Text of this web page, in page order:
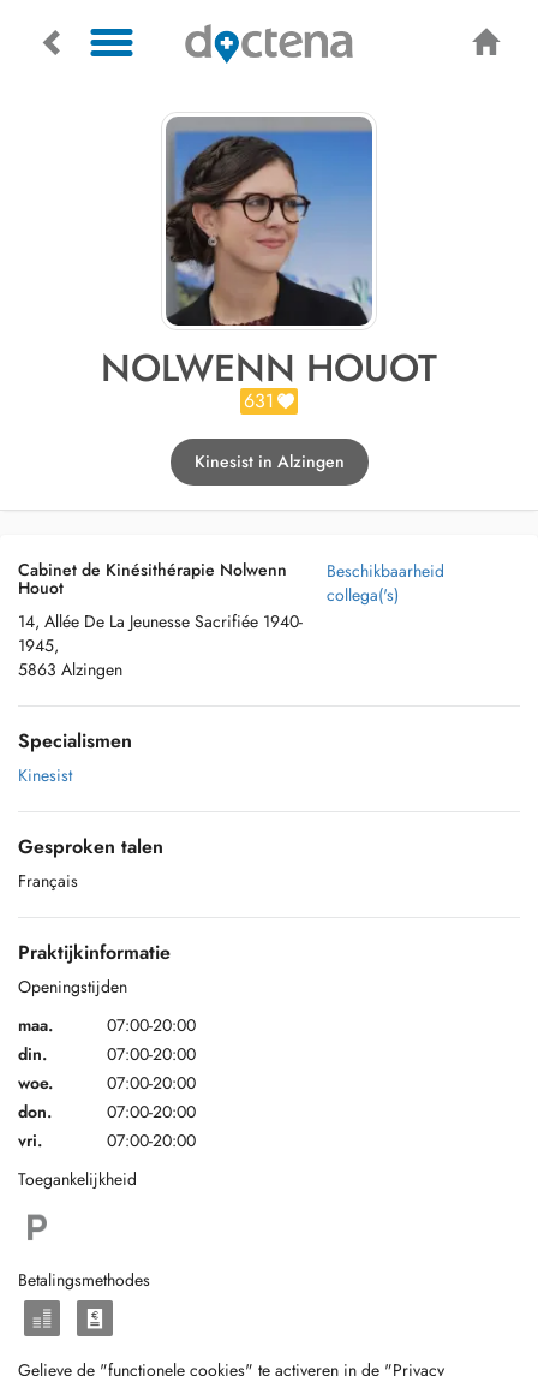
NOLWENN HOUOT
631
Kinesist in Alzingen
Cabinet de Kinésithérapie Nolwenn
Houot
14, Allée De La Jeunesse Sacrifiée 1940-
1945,
5863 Alzingen
Beschikbaarheid
collega('s)
Specialismen
Kinesist
Gesproken talen
Français
Praktijkinformatie
Openingstijden
maa.
07:00-20:00
din.
07:00-20:00
woe.
07:00-20:00
don.
07:00-20:00
vri.
07:00-20:00
Toegankelijkheid
Betalingsmethodes
Gelieve de "functionele cookies" te activeren in de "Privacy